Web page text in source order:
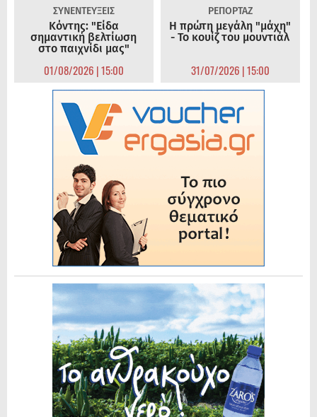
ΣΥΝΕΝΤΕΥΞΕΙΣ
Κόντης: "Είδα
σημαντική βελτίωση
στο παιχνίδι μας"
01/08/2026 | 15:00
ΡΕΠΟΡΤΑΖ
Η πρώτη μεγάλη "μάχη"
- Το κουίζ του μουντιάλ
31/07/2026 | 15:00